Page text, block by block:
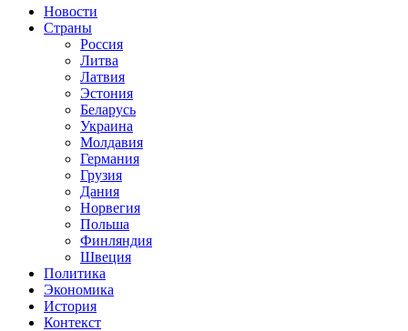
Новости
Страны
Россия
Литва
Латвия
Эстония
Беларусь
Украина
Молдавия
Германия
Грузия
Дания
Норвегия
Польша
Финляндия
Швеция
Политика
Экономика
История
Контекст